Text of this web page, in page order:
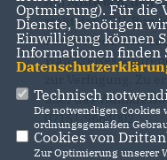
steht der CDU-
Pfeiffer MdB den
Wahlkreises
zur Verfügung. Zu
über das
07151/9664002.
Optmierung). Für die
Dienste, benötigen
Einwilligung können
Informationen finden
Technisch
Die notwendigen Cookies
ordnungsgemäßen
Cookies von
Zur Optimierung unserer